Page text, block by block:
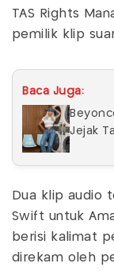
TAS Rights
pemilik klip
Baca Juga:
Jejak
Dua klip audio
Swift untuk
berisi kalimat
direkam oleh